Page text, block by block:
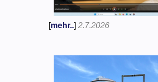
[mehr..]2.7.2026